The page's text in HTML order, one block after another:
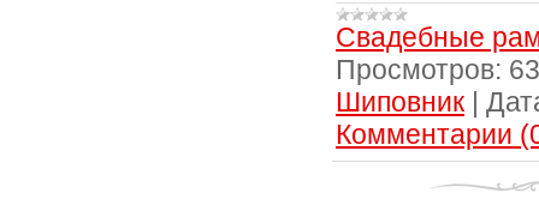
Свадебные
Просмотров:
Шиповник |
Комментарии